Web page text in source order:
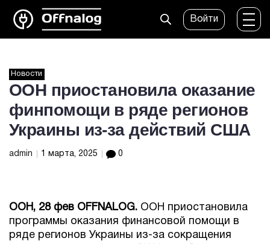
Войти
Новости
ООН приостановила оказание
финпомощи в ряде регионов
Украины из-за действий США
admin 1 марта, 2025 0
ООН, 28 фев OFFNALOG. ООН приостановила
программы оказания финансовой помощи в
ряде регионов Украины из-за сокращения